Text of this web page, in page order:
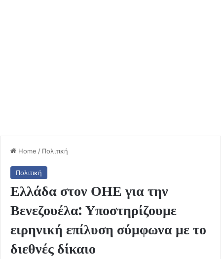
Home / Πολιτική
Πολιτική
Ελλάδα στον ΟΗΕ για την
Βενεζουέλα: Υποστηρίζουμε
ειρηνική επίλυση σύμφωνα με το
διεθνές δίκαιο